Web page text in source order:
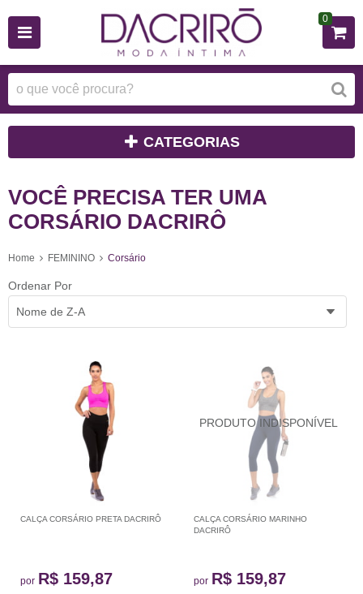
0
CATEGORIAS
VOCÊ PRECISA TER UMA
CORSÁRIO DACRIRÔ
Home FEMININO Corsário
Ordenar Por
Nome de Z-A
CALÇA CORSÁRIO PRETA DACRIRÔ
por R$ 159,87
CALÇA CORSÁRIO MARINHO
DACRIRÔ
por R$ 159,87